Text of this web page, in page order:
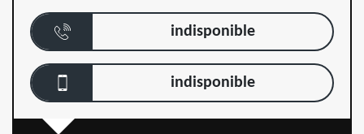
indisponible
indisponible